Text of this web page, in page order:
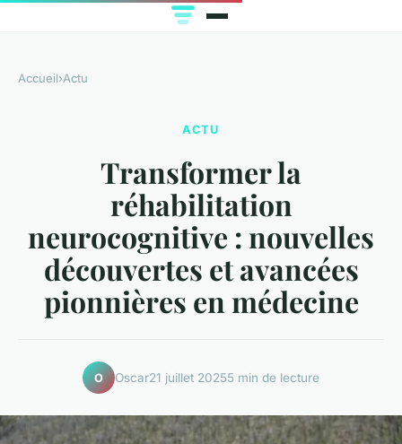
Accueil›Actu
ACTU
Transformer la
réhabilitation
neurocognitive : nouvelles
découvertes et avancées
pionnières en médecine
O Oscar21 juillet 20255 min de lecture